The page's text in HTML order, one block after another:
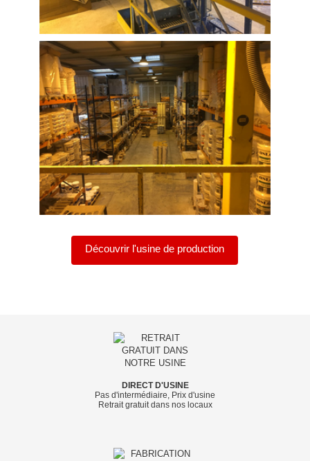
Découvrir l'usine de production
DIRECT D'USINE
Pas d'intermédiaire, Prix d'usine
Retrait gratuit dans nos locaux